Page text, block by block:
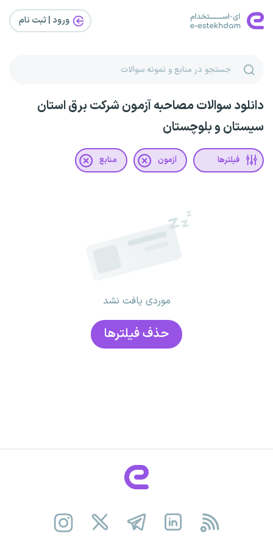
ورود | ثبت‌ نام
دانلود سوالات مصاحبه آزمون شرکت برق استان
سیستان و بلوچستان
فیلترها آزمون منابع
موردی یافت نشد
حذف فیلتر‌ها